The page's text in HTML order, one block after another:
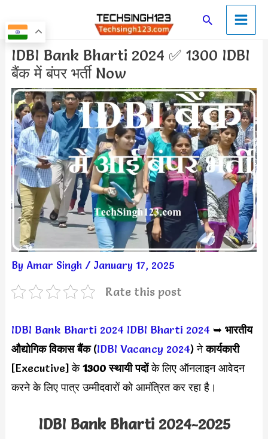
to
content
SearchMain
Menu
IDBI Bank Bharti 2024 ✅ 1300 IDBI
बैंक में बंपर भर्ती Now
By Amar Singh / January 17, 2025
Rate this post
IDBI Bank Bharti 2024 IDBI Bharti 2024 ➥ भारतीय
औद्योगिक विकास बैंक(IDBI Vacancy 2024) नेकार्यकारी
[Executive] के1300 स्थायी पदोंके लिए ऑनलाइन आवेदन
करने के लिए पात्र उम्मीदवारों को आमंत्रित कर रहा है।
IDBI Bank Bharti 2024-2025
Post
navigation